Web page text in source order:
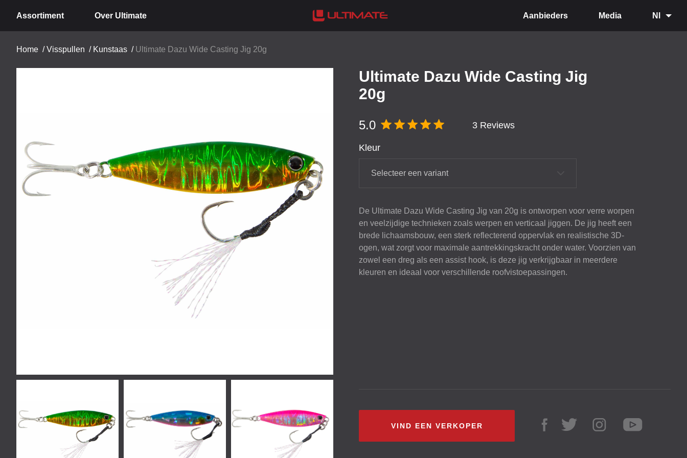
Assortiment Over Ultimate Aanbieders Media Nl
Home /Visspullen / Kunstaas / Ultimate Dazu Wide Casting Jig 20g
Ultimate Dazu Wide Casting Jig
20g
5.0 3 Reviews
Kleur
Selecteer een variant
De Ultimate Dazu Wide Casting Jig van 20g is ontworpen voor verre worpen
en veelzijdige technieken zoals werpen en verticaal jiggen. De jig heeft een
brede lichaamsbouw, een sterk reflecterend oppervlak en realistische 3D-
ogen, wat zorgt voor maximale aantrekkingskracht onder water. Voorzien van
zowel een dreg als een assist hook, is deze jig verkrijgbaar in meerdere
kleuren en ideaal voor verschillende roofvistoepassingen.
VIND EEN VERKOPER